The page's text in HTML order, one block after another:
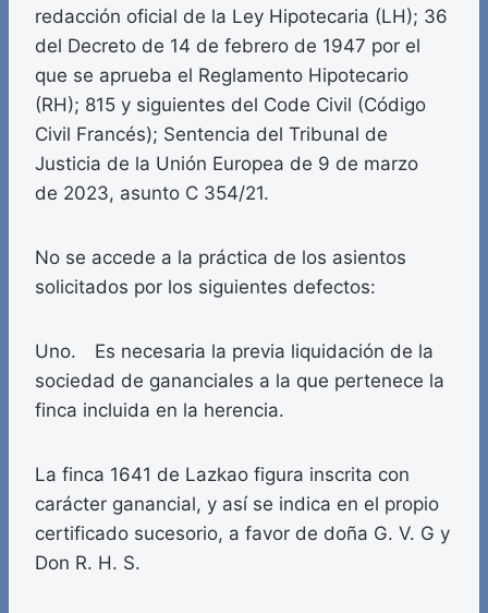
redacción oficial de la Ley Hipotecaria (LH); 36
del Decreto de 14 de febrero de 1947 por el
que se aprueba el Reglamento Hipotecario
(RH); 815 y siguientes del Code Civil (Código
Civil Francés); Sentencia del Tribunal de
Justicia de la Unión Europea de 9 de marzo
de 2023, asunto C 354/21.
No se accede a la práctica de los asientos
solicitados por los siguientes defectos:
Uno. Es necesaria la previa liquidación de la
sociedad de gananciales a la que pertenece la
finca incluida en la herencia.
La finca 1641 de Lazkao figura inscrita con
carácter ganancial, y así se indica en el propio
certificado sucesorio, a favor de doña G. V. G y
Don R. H. S.